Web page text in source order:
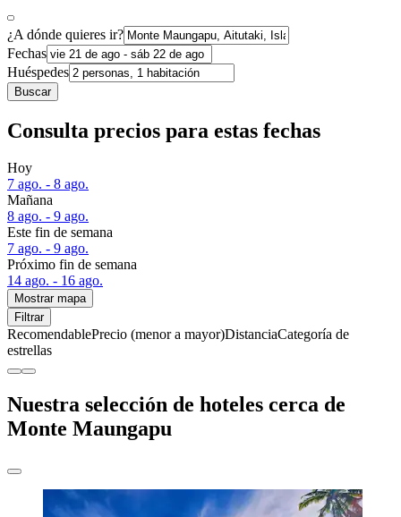
¿A dónde quieres ir?
Fechas
Huéspedes
Buscar
Consulta precios para estas fechas
Hoy
7 ago. - 8 ago.
Mañana
8 ago. - 9 ago.
Este fin de semana
7 ago. - 9 ago.
Próximo fin de semana
14 ago. - 16 ago.
Mostrar mapa
Filtrar
RecomendablePrecio (menor a mayor)DistanciaCategoría de
estrellas
Nuestra selección de hoteles cerca de
Monte Maungapu